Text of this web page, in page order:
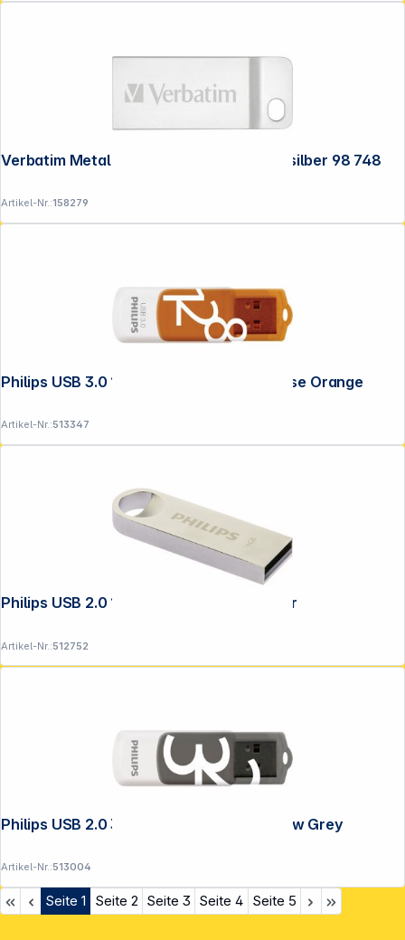
Verbatim Metal Executive 16GB USB 2.0 silber 98 748
Artikel-Nr.:158279
Philips USB 3.0 128GB Vivid Edition Sunrise Orange
Artikel-Nr.:513347
Philips USB 2.0 16GB Moon Vintage Silver
Artikel-Nr.:512752
Philips USB 2.0 32GB Vivid Edition Shadow Grey
Artikel-Nr.:513004
Seite 1 Seite 2 Seite 3 Seite 4 Seite 5
Copyright © 2001 - 2026 DGH - Alle Rechte vorbehalten.